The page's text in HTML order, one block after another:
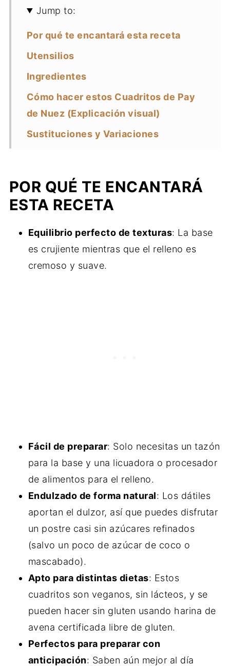
Jump to:
Por qué te encantará esta receta
Utensilios
Ingredientes
Cómo hacer estos Cuadritos de Pay
de Nuez (Explicación visual)
Sustituciones y Variaciones
Preguntas frecuentes
Receta
POR QUÉ TE ENCANTARÁ
ESTA RECETA
Equilibrio perfecto de texturas: La base
es crujiente mientras que el relleno es
cremoso y suave.
Fácil de preparar: Solo necesitas un tazón
para la base y una licuadora o procesador
de alimentos para el relleno.
Endulzado de forma natural: Los dátiles
aportan el dulzor, así que puedes disfrutar
un postre casi sin azúcares refinados
(salvo un poco de azúcar de coco o
mascabado).
Apto para distintas dietas: Estos
cuadritos son veganos, sin lácteos, y se
pueden hacer sin gluten usando harina de
avena certificada libre de gluten.
Perfectos para preparar con
anticipación: Saben aún mejor al día